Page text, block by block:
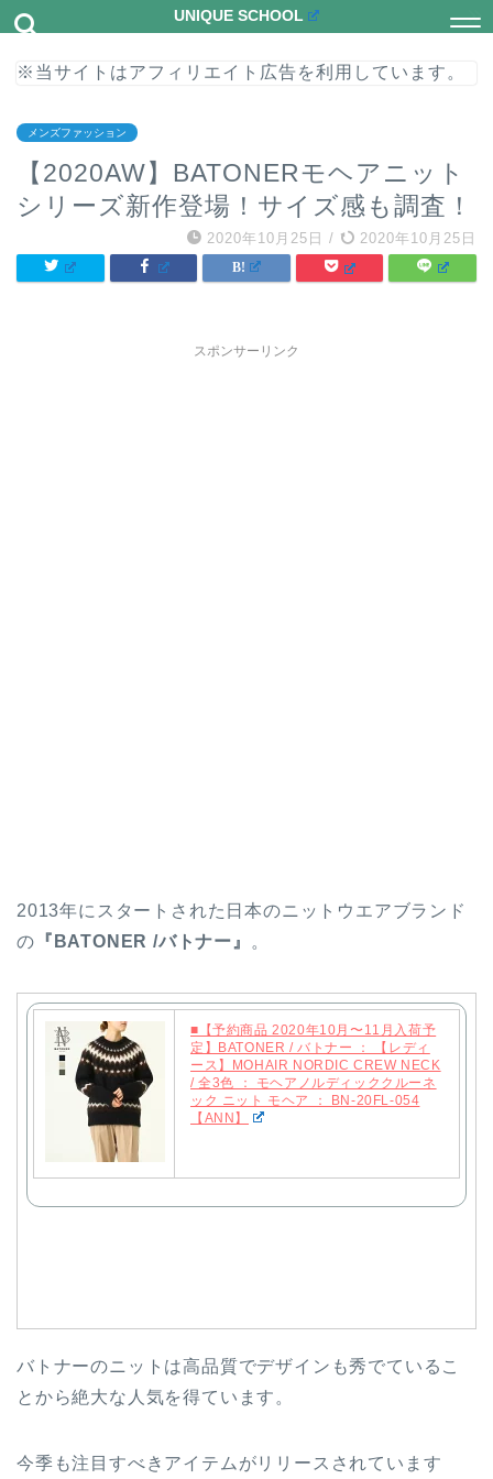
UNIQUE SCHOOL
※当サイトはアフィリエイト広告を利用しています。
メンズファッション
【2020AW】BATONERモヘアニット
シリーズ新作登場！サイズ感も調査！
2020年10月25日 / 2020年10月25日
スポンサーリンク
2013年にスタートされた日本のニットウエアブランド
の 『BATONER /バトナー』 。
■【予約商品 2020年10月〜11月入荷予
定】BATONER / バトナー ： 【レディ
ース】MOHAIR NORDIC CREW NECK
/ 全3色 ： モヘアノルディッククルーネ
ック ニット モヘア ： BN-20FL-054
【ANN】
バトナーのニットは高品質でデザインも秀でているこ
とから絶大な人気を得ています。
今季も注目すべきアイテムがリリースされています